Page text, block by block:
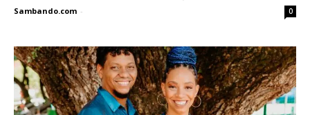
Sambando.com - 0